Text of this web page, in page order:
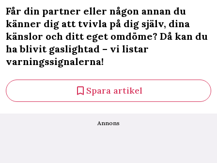
Får din partner eller någon annan du
känner dig att tvivla på dig själv, dina
känslor och ditt eget omdöme? Då kan du
ha blivit gaslightad – vi listar
varningssignalerna!
Spara artikel
Annons